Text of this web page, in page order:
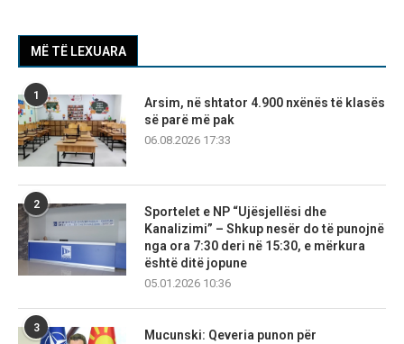
MË TË LEXUARA
1
Arsim, në shtator 4.900 nxënës të klasës
së parë më pak
06.08.2026 17:33
2
Sportelet e NP “Ujësjellësi dhe
Kanalizimi” – Shkup nesër do të punojnë
nga ora 7:30 deri në 15:30, e mërkura
është ditë jopune
05.01.2026 10:36
3
Mucunski: Qeveria punon për